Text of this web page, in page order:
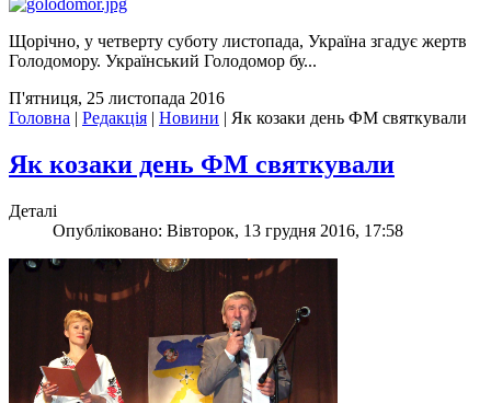
Щорічно, у четверту суботу листопада, Україна згадує жертв
Голодомору. Український Голодомор бу...
П'ятниця, 25 листопада 2016
Головна | Редакція | Новини | Як козаки день ФМ святкували
Як козаки день ФМ святкували
Деталі
Опубліковано: Вівторок, 13 грудня 2016, 17:58